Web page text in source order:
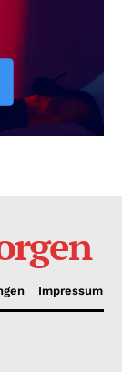
Impressum